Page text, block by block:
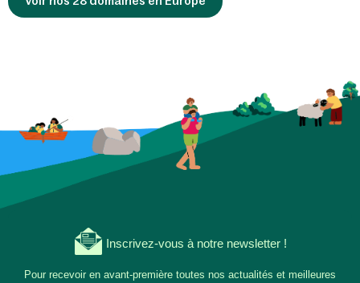
Inscrivez-vous à notre newsletter !
Pour recevoir en avant-première toutes nos actualités et meilleures